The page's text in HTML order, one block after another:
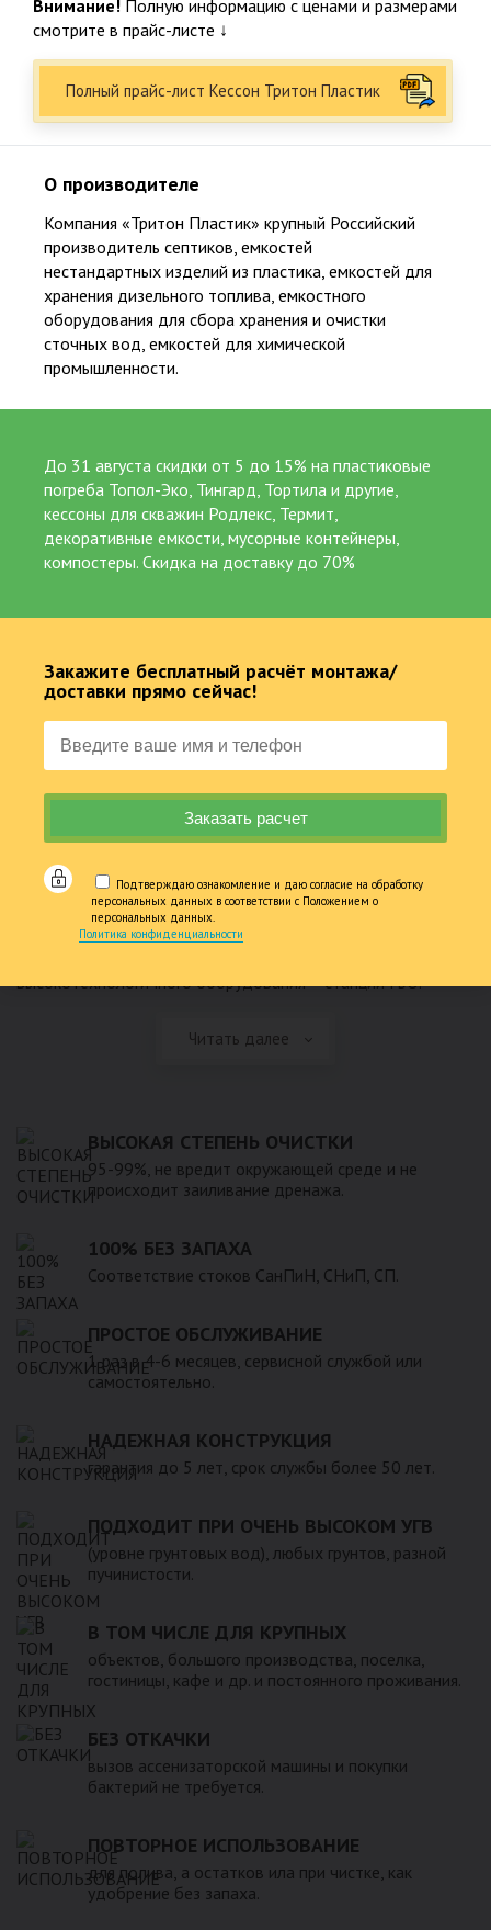
218
Суммарный опыт сертифицированных специалистов более 200 лет
Популярные товары
Био Станции Пластиковые септики
Емкости Погреба. Кессоны
Водоснабжение Водоочистка
Жироуловители Декор. Дачная продукция
Услуги. Сервис
Станции глубокой биологической очистки
Мечта каждого обладателя загородной недвижимости
состоит в том, чтобы системы водоснабжения и
канализации работали без перебоев и не наносили ущерба
окружающей среде. Сегодня эта мечта получила реальное
высокотехнологичного оборудования – станций ГБО.
Читать далее
ВЫСОКАЯ СТЕПЕНЬ ОЧИСТКИ
95-99%, не вредит окружающей среде и не
происходит заиливание дренажа.
100% БЕЗ ЗАПАХА
Соответствие стоков СанПиН, СНиП, СП.
ПРОСТОЕ ОБСЛУЖИВАНИЕ
1 раз в 4-6 месяцев, сервисной службой или
самостоятельно.
НАДЕЖНАЯ КОНСТРУКЦИЯ
гарантия до 5 лет, срок службы более 50 лет.
ПОДХОДИТ ПРИ ОЧЕНЬ ВЫСОКОМ УГВ
(уровне грунтовых вод), любых грунтов, разной
пучинистости.
В ТОМ ЧИСЛЕ ДЛЯ КРУПНЫХ
объектов, большого производства, поселка,
гостиницы, кафе и др. и постоянного проживания.
БЕЗ ОТКАЧКИ
вызов ассенизаторской машины и покупки
бактерий не требуется.
ПОВТОРНОЕ ИСПОЛЬЗОВАНИЕ
для полива, а остатков ила при чистке, как
удобрение без запаха.
Внимание! Полную информацию с ценами и размерами
смотрите в прайс-листе ↓
Полный прайс-лист Кессон Тритон Пластик
О производителе
Компания «Тритон Пластик» крупный Российский
производитель септиков, емкостей
нестандартных изделий из пластика, емкостей для
хранения дизельного топлива, емкостного
оборудования для сбора хранения и очистки
сточных вод, емкостей для химической
промышленности.
До 31 августа скидки от 5 до 15% на пластиковые
погреба Топол-Эко, Тингард, Тортила и другие,
кессоны для скважин Родлекс, Термит,
декоративные емкости, мусорные контейнеры,
компостеры. Скидка на доставку до 70%
Закажите бесплатный расчёт монтажа/
доставки прямо сейчас!
Подтверждаю ознакомление и даю согласие на обработку
персональных данных в соответствии с Положением о
персональных данных.
Политика конфиденциальности